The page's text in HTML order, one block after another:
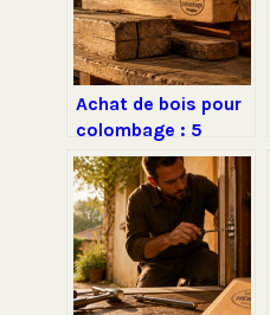
Achat de bois pour
colombage : 5
critères techniques
pour une structure
durable